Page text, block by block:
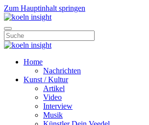
Zum Hauptinhalt springen
Home
Nachrichten
Kunst / Kultur
Artikel
Video
Interview
Musik